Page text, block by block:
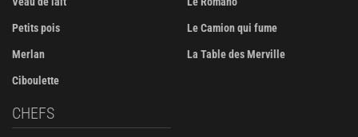
Petits pois
Merlan
Ciboulette
Le Camion qui fume
La Table des Merville
CHEFS